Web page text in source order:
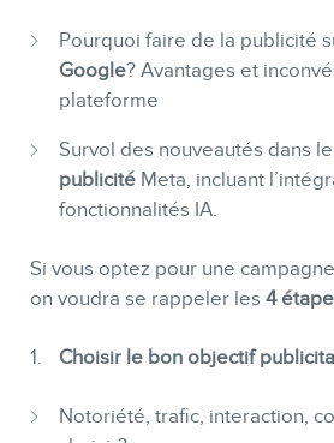
Pourquoi faire de la publicité
Google? Avantages et
plateforme
Survol des nouveautés dans le
publicité Meta, incluant
fonctionnalités IA.
Si vous optez pour une
on voudra se rappeler les 4
Choisir le bon objectif
Notoriété, trafic, interaction,